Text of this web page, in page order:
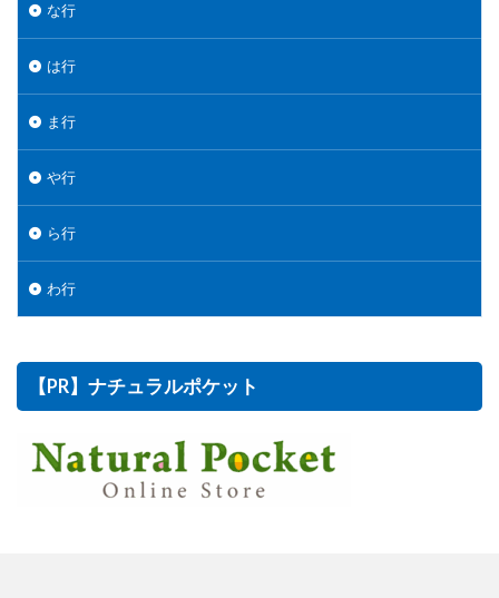
な行
は行
ま行
や行
ら行
わ行
【PR】ナチュラルポケット